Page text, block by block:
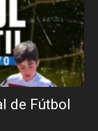
de Fútbol